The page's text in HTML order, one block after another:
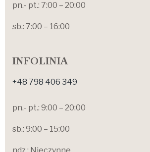
pn.- pt.: 7:00 – 20:00
sb.: 7:00 – 16:00
INFOLINIA
+48 798 406 349
pn.- pt.: 9:00 – 20:00
sb.: 9:00 – 15:00